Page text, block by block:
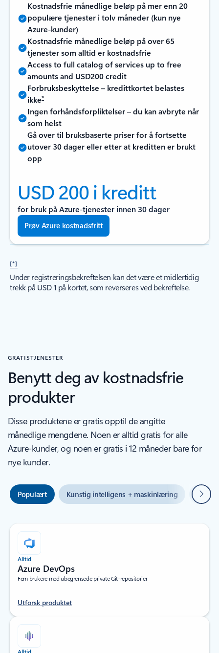
Kostnadsfrie månedlige beløp på mer enn 20
populære tjenester i tolv måneder (kun nye
Azure-kunder)
Kostnadsfrie månedlige beløp på over 65
tjenester som alltid er kostnadsfrie
Access to full catalog of services up to free
amounts and USD200 credit
Forbruksbeskyttelse – kredittkortet belastes
ikke*
Ingen forhåndsforpliktelser – du kan avbryte når
som helst
Gå over til bruksbaserte priser for å fortsette
utover 30 dager eller etter at kreditten er brukt
opp
USD 200 i kreditt
for bruk på Azure-tjenester innen 30 dager
Prøv Azure kostnadsfritt
[*]
Under registreringsbekreftelsen kan det være et midlertidig
trekk på USD 1 på kortet, som reverseres ved bekreftelse.
GRATISTJENESTER
Benytt deg av kostnadsfrie
produkter
Disse produktene er gratis opptil de angitte
månedlige mengdene. Noen er alltid gratis for alle
Azure-kunder, og noen er gratis i 12 måneder bare for
nye kunder.
Populært Kunstig intelligens + maskinlæring Neste
Alltid
Azure DevOps
Fem brukere med ubegrensede private Git-repositorier
Utforsk produktet